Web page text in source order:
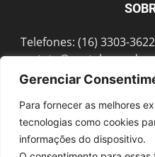
Gerenciar
Para fornecer as melhores
tecnologias como cookies
informações do dispositivo.
Telefones: (16) 3303-
Sex das 8h às 18h /